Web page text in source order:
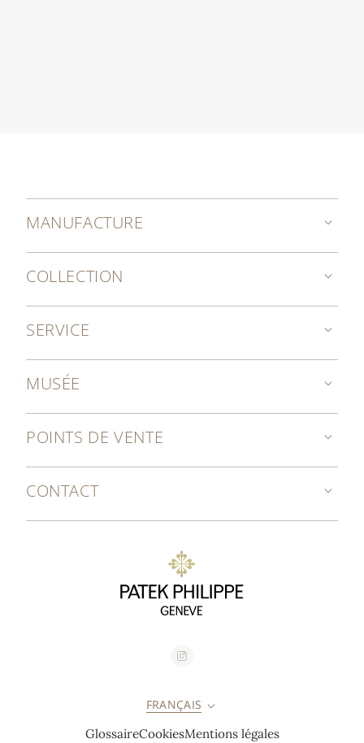
MANUFACTURE
COLLECTION
SERVICE
MUSÉE
POINTS DE VENTE
CONTACT
FRANÇAIS
GlossaireCookiesMentions légales